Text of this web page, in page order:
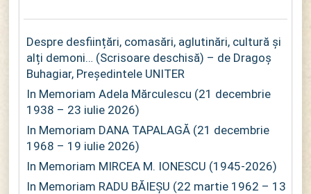
Despre desființări, comasări, aglutinări, cultură și
alți demoni… (Scrisoare deschisă) – de Dragoș
Buhagiar, Președintele UNITER
In Memoriam Adela Mărculescu (21 decembrie
1938 – 23 iulie 2026)
In Memoriam DANA TAPALAGĂ (21 decembrie
1968 – 19 iulie 2026)
In Memoriam MIRCEA M. IONESCU (1945-2026)
In Memoriam RADU BĂIEȘU (22 martie 1962 – 13